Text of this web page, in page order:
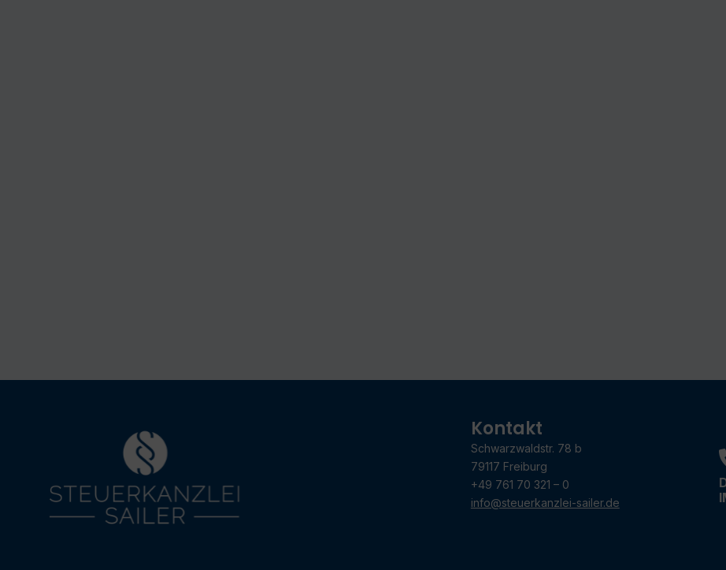
Kontakt
Schwarzwaldstr. 78 b
79117 Freiburg
+49 761 70 321 – 0
info@steuerkanzlei-sailer.de